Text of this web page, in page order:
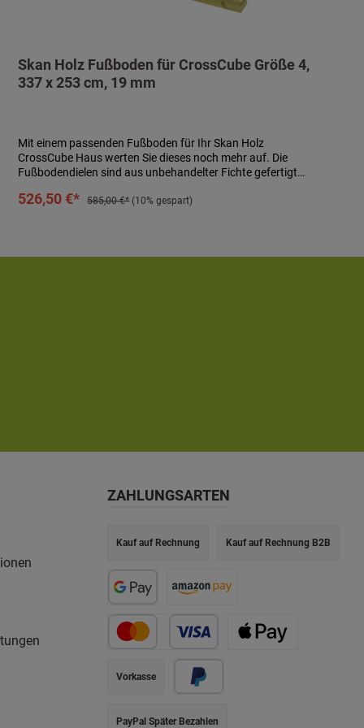
Skan Holz Fußboden für CrossCube Größe 4,
337 x 253 cm, 19 mm
Mit einem passenden Fußboden für Ihr Skan Holz
CrossCube Haus werten Sie dieses noch mehr auf. Die
Fußbodendielen sind aus unbehandelter Fichte gefertigt
imprägnierte Grundlager in 28 x 70 mm enthalten. Passend
19 mm- Grundlager: 28 x 70 mm, imprägniert- inkl.
526,50 €* 585,00 €* (10% gespart)
In den Warenkorb
ZAHLUNGSARTEN
Vorkasse
PayPal Später Bezahlen
Kauf auf Rechnung Kauf auf Rechnung B2B